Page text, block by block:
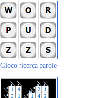
Gioco ricerca parole